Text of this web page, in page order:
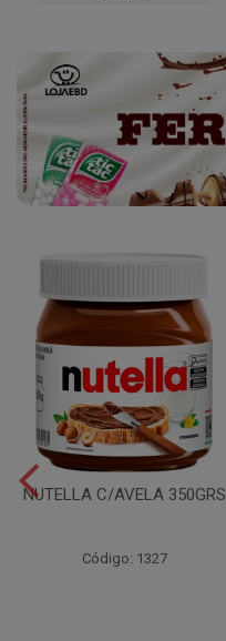
NUTELLA C/AVELA 350GRS
Código: 1327